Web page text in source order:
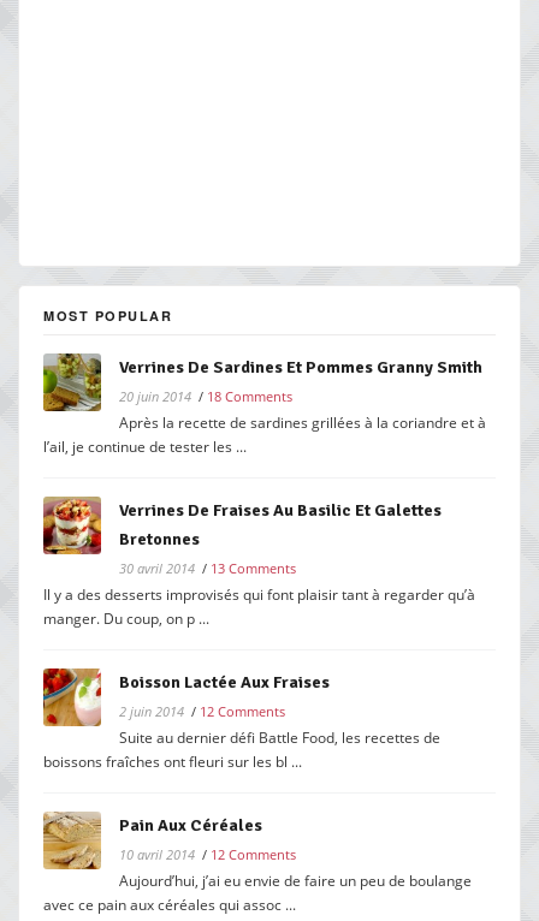
MOST POPULAR
Verrines De Sardines Et Pommes Granny Smith
20 juin 2014 / 18 Comments
Après la recette de sardines grillées à la coriandre et à
l’ail, je continue de tester les ...
Verrines De Fraises Au Basilic Et Galettes
Bretonnes
30 avril 2014 / 13 Comments
Il y a des desserts improvisés qui font plaisir tant à regarder qu’à
manger. Du coup, on p ...
Boisson Lactée Aux Fraises
2 juin 2014 / 12 Comments
Suite au dernier défi Battle Food, les recettes de
boissons fraîches ont fleuri sur les bl ...
Pain Aux Céréales
10 avril 2014 / 12 Comments
Aujourd’hui, j’ai eu envie de faire un peu de boulange
avec ce pain aux céréales qui assoc ...